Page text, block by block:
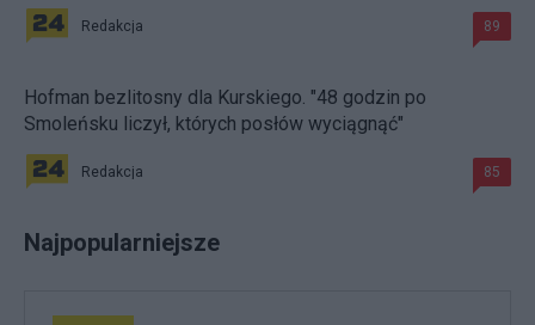
Redakcja 89
Hofman bezlitosny dla Kurskiego. "48 godzin po
Smoleńsku liczył, których posłów wyciągnąć"
Redakcja 85
Najpopularniejsze